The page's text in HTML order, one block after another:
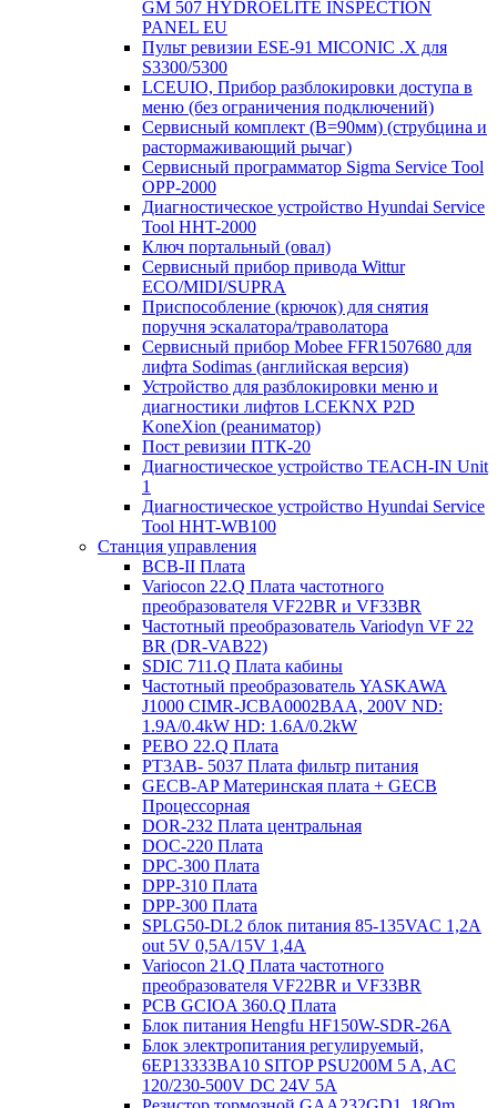
GM 507 HYDROELITE INSPECTION
PANEL EU
Пульт ревизии ESE-91 MICONIC .X для
S3300/5300
LCEUIO, Прибор разблокировки доступа в
меню (без ограничения подключений)
Сервисный комплект (В=90мм) (струбцина и
растормаживающий рычаг)
Сервисный программатор Sigma Service Tool
OPP-2000
Диагностическое устройство Hyundai Service
Tool HHT-2000
Ключ портальный (овал)
Сервисный прибор привода Wittur
ECO/MIDI/SUPRA
Приспособление (крючок) для снятия
поручня эскалатора/траволатора
Сервисный прибор Mobee FFR1507680 для
лифта Sodimas (английская версия)
Устройство для разблокировки меню и
диагностики лифтов LCEKNX P2D
KoneXion (реаниматор)
Пост ревизии ПТК-20
Диагностическое устройство TEACH-IN Unit
1
Диагностическое устройство Hyundai Service
Tool HHT-WB100
Станция управления
BCB-II Плата
Variocon 22.Q Плата частотного
преобразователя VF22BR и VF33BR
Частотный преобразователь Variodyn VF 22
BR (DR-VAB22)
SDIC 711.Q Плата кабины
Частотный преобразователь YASKAWA
J1000 CIMR-JCBA0002BAA, 200V ND:
1.9A/0.4kW HD: 1.6A/0.2kW
PEBO 22.Q Плата
РТ3АВ- 5037 Плата фильтр питания
GECB-AP Материнская плата + GECB
Процессорная
DOR-232 Плата центральная
DOC-220 Плата
DPC-300 Плата
DPP-310 Плата
DPP-300 Плата
SPLG50-DL2 блок питания 85-135VAC 1,2А
out 5V 0,5А/15V 1,4А
Variocon 21.Q Плата частотного
преобразователя VF22BR и VF33BR
PCB GCIOA 360.Q Плата
Блок питания Hengfu HF150W-SDR-26A
Блок электропитания регулируемый,
6EP13333BA10 SITOP PSU200M 5 A, AC
120/230-500V DC 24V 5A